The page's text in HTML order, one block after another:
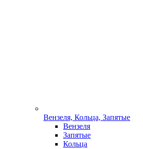
Вензеля, Кольца, Запятые
Вензеля
Запятые
Кольца